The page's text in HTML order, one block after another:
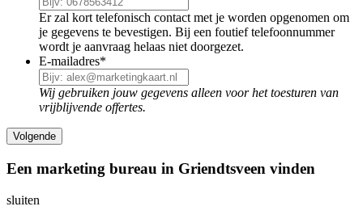
Er zal kort telefonisch contact met je worden opgenomen om
je gegevens te bevestigen. Bij een foutief telefoonnummer
wordt je aanvraag helaas niet doorgezet.
E-mailadres*
Wij gebruiken jouw gegevens alleen voor het toesturen van
vrijblijvende offertes.
Een marketing bureau in Griendtsveen vinden
sluiten